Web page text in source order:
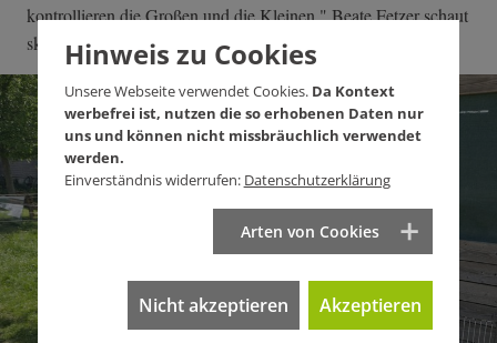
kontrollieren die Großen und die Kleinen." Beate Fetzer schaut
skeptisch.Hinweis zu Cookies
Unsere Webseite verwendet Cookies. Da Kontext
werbefrei ist, nutzen die so erhobenen Daten nur
uns und können nicht missbräuchlich verwendet
werden.
Einverständnis widerrufen: Datenschutzerklärung
Arten von Cookies
Nicht akzeptieren Akzeptieren